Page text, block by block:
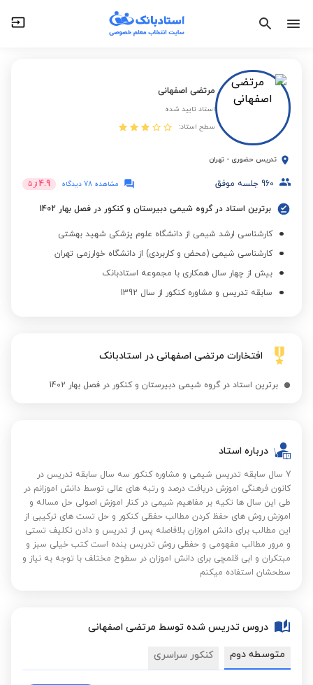
مرتضی اصفهانی
استاد تایید شده
سطح استاد:
تدریس حضوری - تهران
960 جلسه موفق مشاهده 78 دیدگاه 4.9 از 5
برترین استاد در گروه شیمی دبیرستان و کنکور در فصل بهار 1402
کارشناسی ارشد شیمی از دانشگاه علوم پزشکی شهید بهشتی
کارشناسی شیمی (محض و کاربردی) از دانشگاه خوارزمی تهران
بیش از چهار سال همکاری با مجموعه استادبانک
سابقه تدریس و مشاوره کنکور از سال 1392
افتخارات مرتضی اصفهانی در استادبانک
برترین استاد در گروه شیمی دبیرستان و کنکور در فصل بهار 1402
درباره استاد
7 سال سابقه تدریس شیمی و مشاوره کنکور سه سال سابقه تدریس در
کانون فرهنگی اموزش دریافت درصد و رتبه های عالی توسط دانش اموزانم در
طی این سال ها تکیه بر مفاهیم شیمی در کنار اموزش اصولی حل مساله و
اموزش روش های حفظ کردن مطالب حفظی کنکور و حل تست های ترکیبی از
این مطالب برای دانش اموزان بلافاصله پس از تدریس و دادن تکلیف تستی
و مرور مطالب مفهومی و حفظی روش تدریس بنده است کتب خیلی سبز و
مبتکران و ابی قلمچی برای دانش اموزان در سطوح مختلف با توجه به نیاز و
سطحشان استفاده میکنم
دروس تدریس شده توسط مرتضی اصفهانی
متوسطه دوم کنکور سراسری